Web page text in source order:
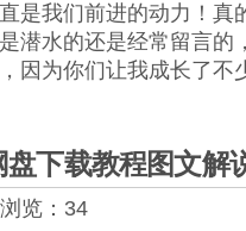
是我们前进的动力！真
潜水的还是经常留言的
因为你们让我成长了不
盘下载教程图文解
浏览：34